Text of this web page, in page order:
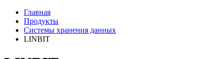
Главная
Продукты
Системы хранения данных
LINBIT